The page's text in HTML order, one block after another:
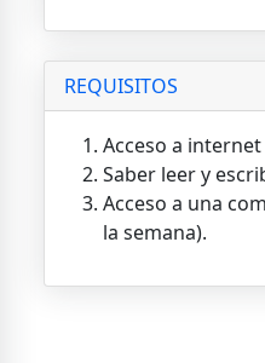
REQUISITOS
Acceso a
Saber leer y
Acceso a una
la semana).